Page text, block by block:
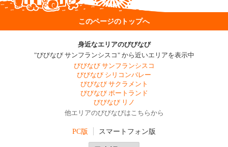
このページのトップへ
身近なエリアのびびなび
"びびなび サンフランシスコ" から近いエリアを表示中
びびなび サンフランシスコ
びびなび シリコンバレー
びびなび サクラメント
びびなび ポートランド
びびなび リノ
他エリアのびびなびはこちらから
PC版 スマートフォン版